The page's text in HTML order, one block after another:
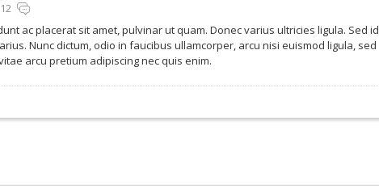
ac placerat sit amet, pulvinar ut quam. Donec varius ultricies ligula. Sed id
Nunc dictum, odio in faucibus ullamcorper, arcu nisi euismod ligula, sed
arcu pretium adipiscing nec quis enim.